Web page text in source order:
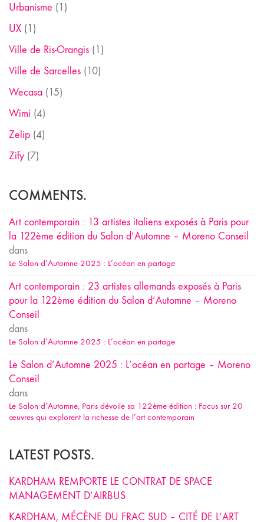
Urbanisme (1)
UX (1)
Ville de Ris-Orangis (1)
Ville de Sarcelles (10)
Wecasa (15)
Wimi (4)
Zelip (4)
Zify (7)
COMMENTS.
Art contemporain : 13 artistes italiens exposés à Paris pour
la 122ème édition du Salon d’Automne – Moreno Conseil
dans
Le Salon d’Automne 2025 : L’océan en partage
Art contemporain : 23 artistes allemands exposés à Paris
pour la 122ème édition du Salon d’Automne – Moreno
Conseil
dans
Le Salon d’Automne 2025 : L’océan en partage
Le Salon d’Automne 2025 : L’océan en partage – Moreno
Conseil
dans
Le Salon d’Automne, Paris dévoile sa 122ème édition : Focus sur 20
œuvres qui explorent la richesse de l’art contemporain
LATEST POSTS.
KARDHAM REMPORTE LE CONTRAT DE SPACE
MANAGEMENT D’AIRBUS
KARDHAM, MÉCÈNE DU FRAC SUD – CITÉ DE L’ART